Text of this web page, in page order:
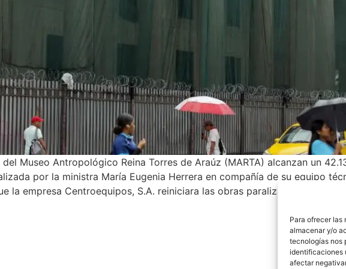
Para ofrecer las
almacenar y/o
tecnologías nos
identificaciones
afectar
Museo Antropológico Reina Torres de Araúz (MARTA) alcanzan un
por la ministra María Eugenia Herrera en compañía de su equipo
la empresa Centroequipos, S.A. reiniciara las obras paralizadas desde